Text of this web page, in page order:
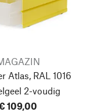
Atlas, RAL 1016
2-voudig
109,00